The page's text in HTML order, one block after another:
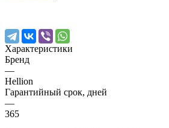
Характеристики
Бренд
—
Hellion
Гарантийный срок, дней
—
365